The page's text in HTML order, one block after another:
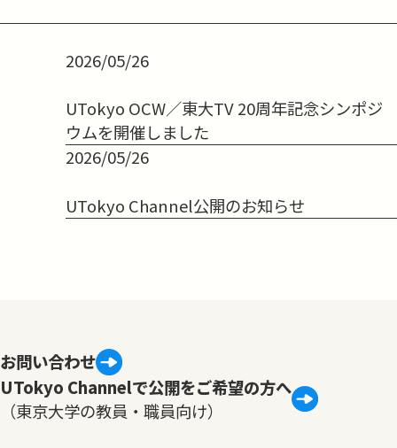
2026/05/26
UTokyo OCW／東大TV 20周年記念シンポジ
ウムを開催しました
2026/05/26
UTokyo Channel公開のお知らせ
お問い合わせ
UTokyo Channelで公開をご希望の方へ
（東京大学の教員・職員向け）